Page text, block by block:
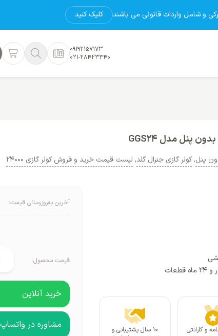
و شامل واردات قانونی می باشند کلیک کنید
09192157173
021-28423340
پنل,کولر گازی جنرال گلد, لیست قیمت خرید و فروش کولر گازی 24000
و گارانتی
۱۰ سال پشتیبانی و
آخرین به‌روزرسانی قیمت:
قیمت محصول:
خرید آنلاین
مشاوره در واتساپ